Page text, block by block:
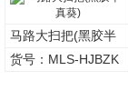
马路大扫把(黑胶半
真葵)
货号：MLS-HJBZK